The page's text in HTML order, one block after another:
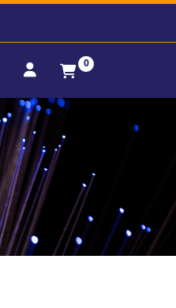
0